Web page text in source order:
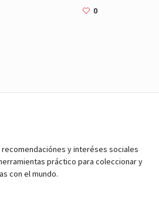
0
recomendaciónes y interéses sociales
práctico para coleccionar y
con el mundo.